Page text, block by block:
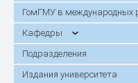
ГомГМУ в международных
Кафедры
Подразделения
Издания университета